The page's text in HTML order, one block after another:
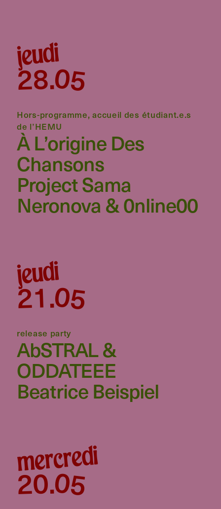
jeudi
05
.
28
Hors-programme, accueil des étudiant.e.s
de l’HEMU
À L’origine Des
Chansons
Project Sama
Neronova & 0nline00
jeudi
05
.
21
release party
AbSTRAL &
ODDATEEE
Beatrice Beispiel
mercredi
05
.
20